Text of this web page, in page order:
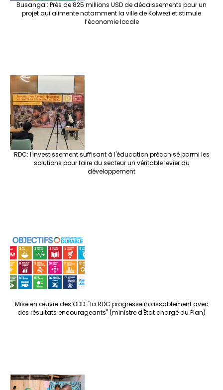
Busanga : Près de 825 millions USD de décaissements pour un
projet qui alimente notamment la ville de Kolwezi et stimule
l’économie locale
RDC: l'investissement suffisant à l'éducation préconisé parmi les
solutions pour faire du secteur un véritable levier du
développement
Mise en œuvre des ODD: "la RDC progresse inlassablement avec
des résultats encourageants" (ministre d'État chargé du Plan)